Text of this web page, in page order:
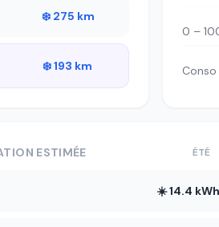
❄️ 275 km
❄️ 193 km
0 –
Conso
ESTIMÉE ÉTÉ
☀️ 14.4